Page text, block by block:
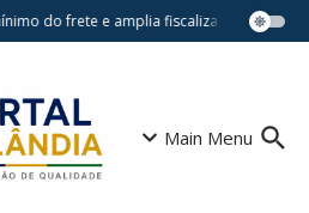
do frete e amplia fiscalização no
Main Menu